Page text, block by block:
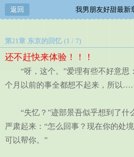
返回 我男朋友好甜最新
第21章 东京的回忆 (1 / 7)
还不赶快来体验！！！
“呀，这个。”爱理有些不好意思
个月以前的事全都想不起来，所以
“失忆？”迹部景吾似乎想到了什
严肃起来：“怎么回事？现在你的处
可以帮你。”